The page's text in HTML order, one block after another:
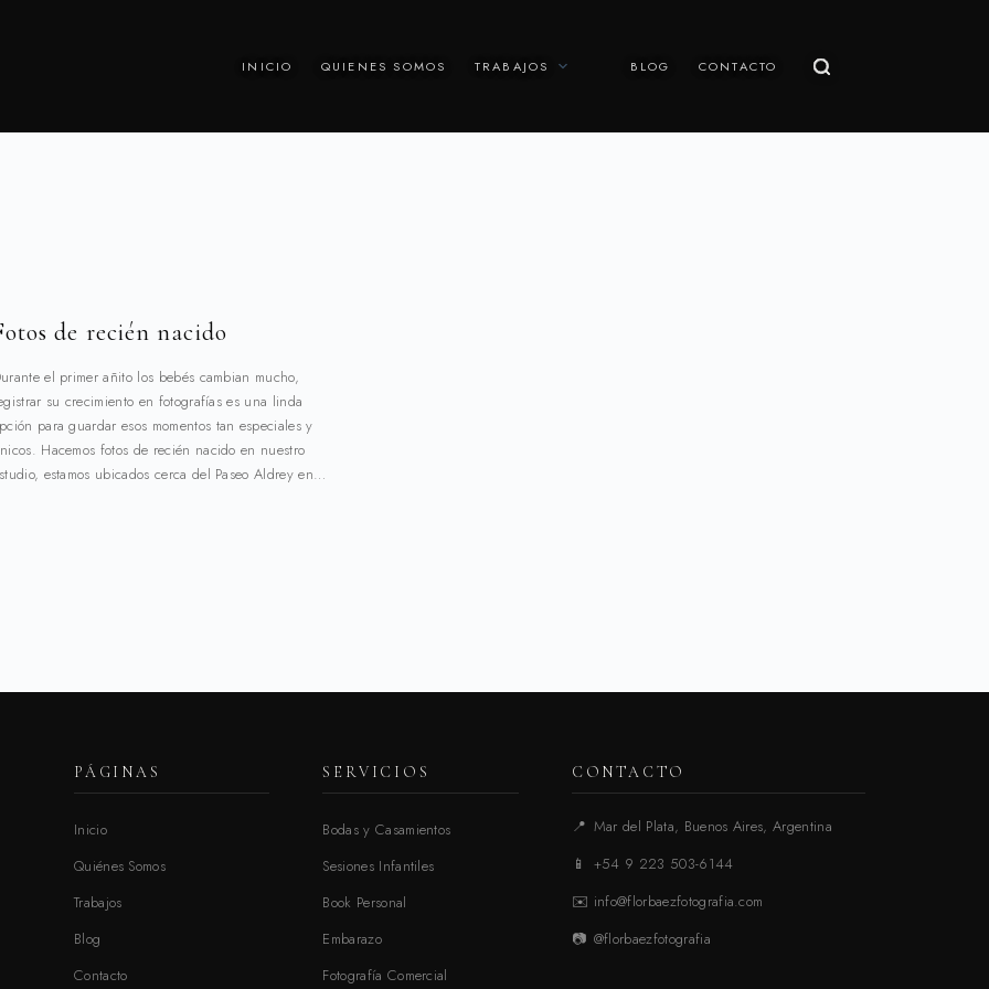
INICIO QUIENES SOMOS TRABAJOS BLOG CONTACTO
de recién nacido
el primer añito los bebés cambian mucho,
su crecimiento en fotografías es una linda
para guardar esos momentos tan especiales y
Hacemos fotos de recién nacido en nuestro
estamos ubicados cerca del Paseo Aldrey en…
PÁGINAS
Inicio
Quiénes Somos
Trabajos
Blog
Contacto
SERVICIOS
Bodas y Casamientos
Sesiones Infantiles
Book Personal
Embarazo
Fotografía Comercial
CONTACTO
📍 Mar del Plata, Buenos Aires, Argentina
📱
+54 9 223 503-6144
✉️ info@florbaezfotografia.com
📷 @florbaezfotografia